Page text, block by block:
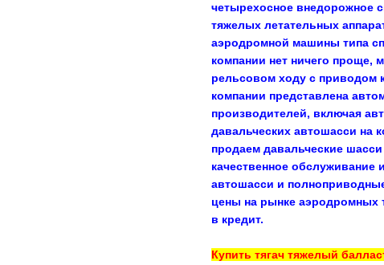
четырехосное внедорожное
тяжелых летательных
аэродромной машины типа
компании нет ничего
рельсовом ходу с приводом
компании представлена
производителей, включая
давальческих автошасси на
продаем давальческие
качественное обслуживание
автошасси и
цены на рынке аэродромных
в кредит.
Купить тягач тяжелый